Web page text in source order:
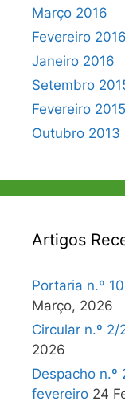
Março 2016
Fevereiro 2016
Janeiro 2016
Setembro
Fevereiro 2015
Outubro 2013
Artigos
Portaria n.º
Março, 2026
Circular n.º
2026
Despacho
fevereiro 24